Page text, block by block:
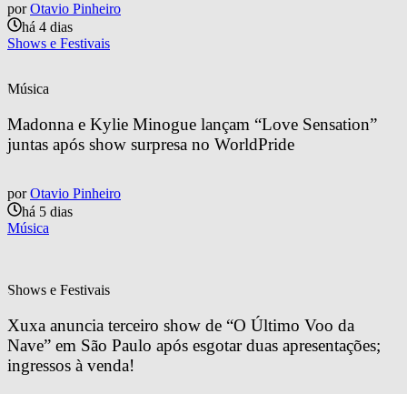
por Otavio Pinheiro
há 4 dias
Shows e Festivais
Música
Madonna e Kylie Minogue lançam “Love Sensation”
juntas após show surpresa no WorldPride
por Otavio Pinheiro
há 5 dias
Música
Shows e Festivais
Xuxa anuncia terceiro show de “O Último Voo da
Nave” em São Paulo após esgotar duas apresentações;
ingressos à venda!